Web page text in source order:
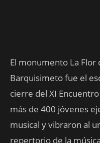
El monumento La Flor
Barquisimeto fue el
cierre del XI
más de 400 jóvenes
musical y vibraron al
repertorio de la